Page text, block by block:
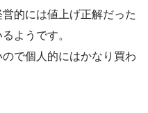
的には値上げ正解だった
ようです。
で個人的にはかなり買わ